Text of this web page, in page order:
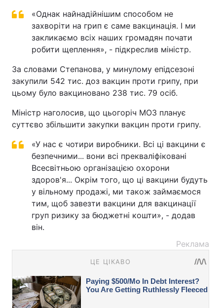
«Однак найнадійнішим способом не
захворіти на грип є саме вакцинація. І ми
закликаємо всіх наших громадян почати
робити щеплення», - підкреслив міністр.
За словами Степанова, у минулому епідсезоні
закупили 542 тис. доз вакцин проти грипу, при
цьому було вакциновано 238 тис. 79 осіб.
Міністр наголосив, що цьогоріч МОЗ планує
суттєво збільшити закупки вакцин проти грипу.
«У нас є чотири виробники. Всі ці вакцини є
безпечними... вони всі прекваліфіковані
Всесвітньою організацією охорони
здоров'я... Окрім того, що ці вакцини будуть
у вільному продажі, ми також займаємося
тим, щоб завезти вакцини для вакцинації
груп ризику за бюджетні кошти», - додав
він.
Реклама